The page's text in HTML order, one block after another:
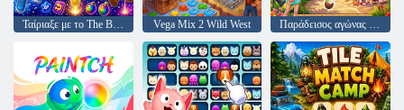
Ταίριαξε με το The Brainrot Vega Mix 2 Wild West Παράδεισος αγώνας ταξιδιού 3